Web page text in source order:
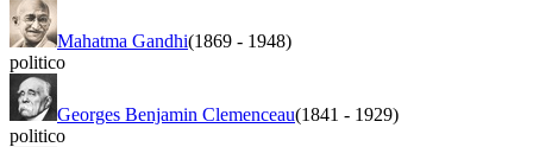
Mahatma Gandhi(1869 - 1948)
politico
Georges Benjamin Clemenceau(1841 - 1929)
politico